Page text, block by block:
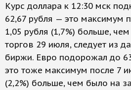
Курс доллара к 12:30 мск
62,67 рубля — это максимум
1,05 рубля (1,7%) больше,
торгов 29 июля, следует из
биржи. Евро подорожал до
это тоже максимум после 7
(2,2%) больше, чем было на